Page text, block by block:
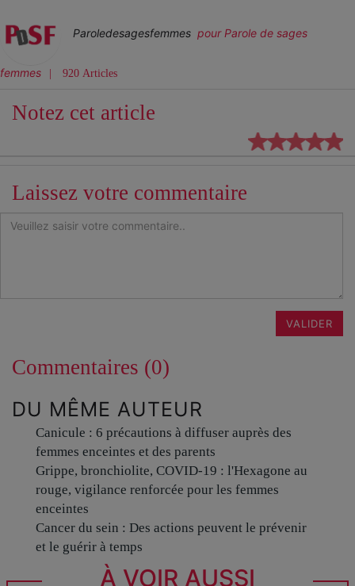
Paroledesagesfemmes pour Parole de sages
femmes 920 Articles
Notez cet article
Laissez votre commentaire
VALIDER
Commentaires (0)
DU MÊME AUTEUR
Canicule : 6 précautions à diffuser auprès des
femmes enceintes et des parents
Grippe, bronchiolite, COVID-19 : l'Hexagone au
rouge, vigilance renforcée pour les femmes
enceintes
Cancer du sein : Des actions peuvent le prévenir
et le guérir à temps
À VOIR AUSSI